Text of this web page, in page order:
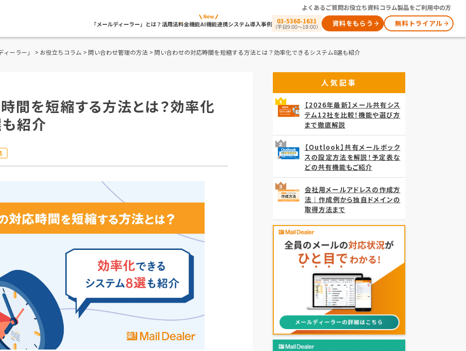
よくあるご質問お役立ち資料コラム製品をご利用中の方
「メールディーラー」とは？活用法料金機能AI機能連携システム導入事例 03-5368-1631
（平日9:00～18:00） 資料をもらう 無料トライアル
ーラー」 > お役立ちコラム > 問い合わせ管理の方法 > 問い合わせの対応時間を短縮する方法とは？効率化できるシステム8選も紹介
間を短縮する方法とは？効率化
紹介
人気記事
【2026年最新】メール共有シス
テム12社を比較！機能や選び方
まで徹底解説
【Outlook】共有メールボック
スの設定方法を解説！予定表な
どの共有機能もご紹介
会社用メールアドレスの作成方
法｜作成例から独自ドメインの
取得方法まで